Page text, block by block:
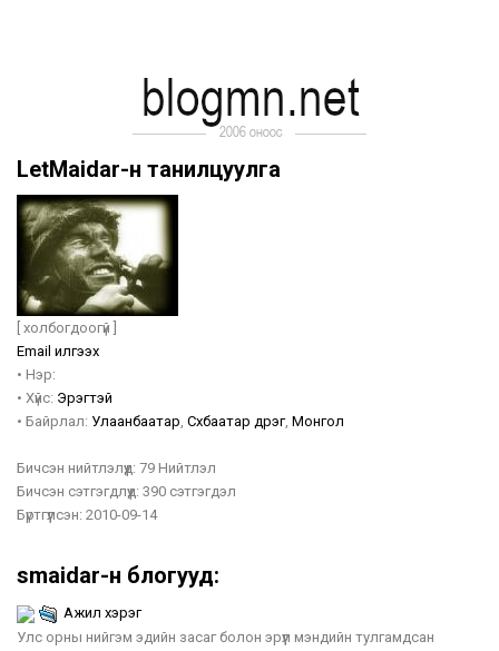
LetMaidar-н танилцуулга
[ холбогдоогүй ]
Email илгээх
• Нэр:
• Хүйс: Эрэгтэй
• Байрлал: Улаанбаатар, Сүхбаатар дүүрэг, Монгол
Бичсэн нийтлэлүүд: 79 Нийтлэл
Бичсэн сэтгэгдлүүд: 390 сэтгэгдэл
Бүртгүүлсэн: 2010-09-14
smaidar-н блогууд:
Ажил хэрэг
Улс орны нийгэм эдийн засаг болон эрүүл мэндийн тулгамдсан